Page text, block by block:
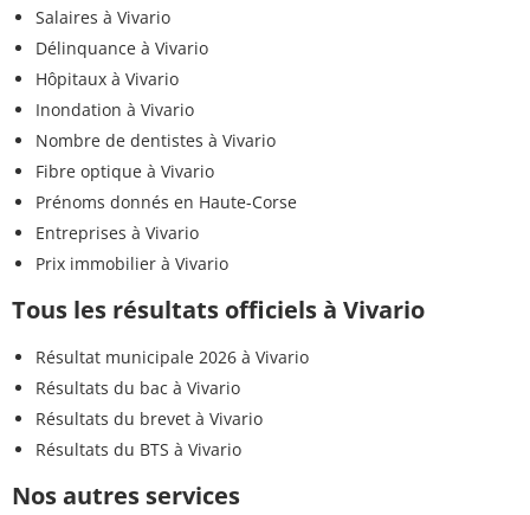
Salaires à Vivario
Délinquance à Vivario
Hôpitaux à Vivario
Inondation à Vivario
Nombre de dentistes à Vivario
Fibre optique à Vivario
Prénoms donnés en Haute-Corse
Entreprises à Vivario
Prix immobilier à Vivario
Tous les résultats officiels à Vivario
Résultat municipale 2026 à Vivario
Résultats du bac à Vivario
Résultats du brevet à Vivario
Résultats du BTS à Vivario
Nos autres services